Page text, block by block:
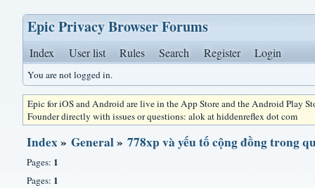
Epic Privacy Browser Forums
Index User list Rules Search Register Login
You are not logged in.
Epic for iOS and Android are live in the App Store and the Android Play
Founder directly with issues or questions: alok at hiddenreflex dot com
Index»General»778xp và yếu tố cộng đồng trong
Pages: 1
Pages: 1